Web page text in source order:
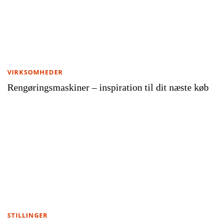
Rengøringsmaskiner – inspiration til dit næste køb
VIRKSOMHEDER
STILLINGER